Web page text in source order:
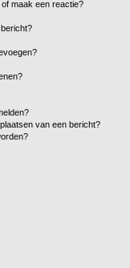
maak een reactie?
van een bericht?